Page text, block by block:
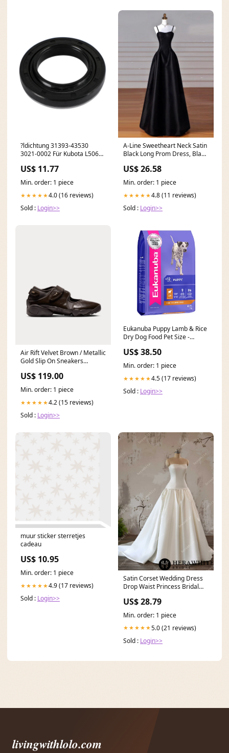
?ldichtung 31393-43530
3021-0002 Für Kubota L5060
BMW Carburetor Carb
US$ 11.77
Min. order: 1 piece
★★★★★4.0 (16 reviews)
Sold : Login>>
A-Line Sweetheart Neck Satin
Black Long Prom Dress, Black
US$ 26.58
Min. order: 1 piece
★★★★★4.8 (11 reviews)
Sold : Login>>
Air Rift Velvet Brown / Metallic
Gold Slip On Sneakers
US$ 119.00
Min. order: 1 piece
★★★★★4.2 (15 reviews)
Sold : Login>>
Eukanuba Puppy Lamb & Rice
Dry Dog Food Pet Size -
US$ 38.50
Min. order: 1 piece
★★★★★4.5 (17 reviews)
Sold : Login>>
muur sticker sterretjes
cadeau
US$ 10.95
Min. order: 1 piece
★★★★★4.9 (17 reviews)
Sold : Login>>
Satin Corset Wedding Dress
Drop Waist Princess Bridal
US$ 28.79
Min. order: 1 piece
★★★★★5.0 (21 reviews)
Sold : Login>>
livingwithlolo.com